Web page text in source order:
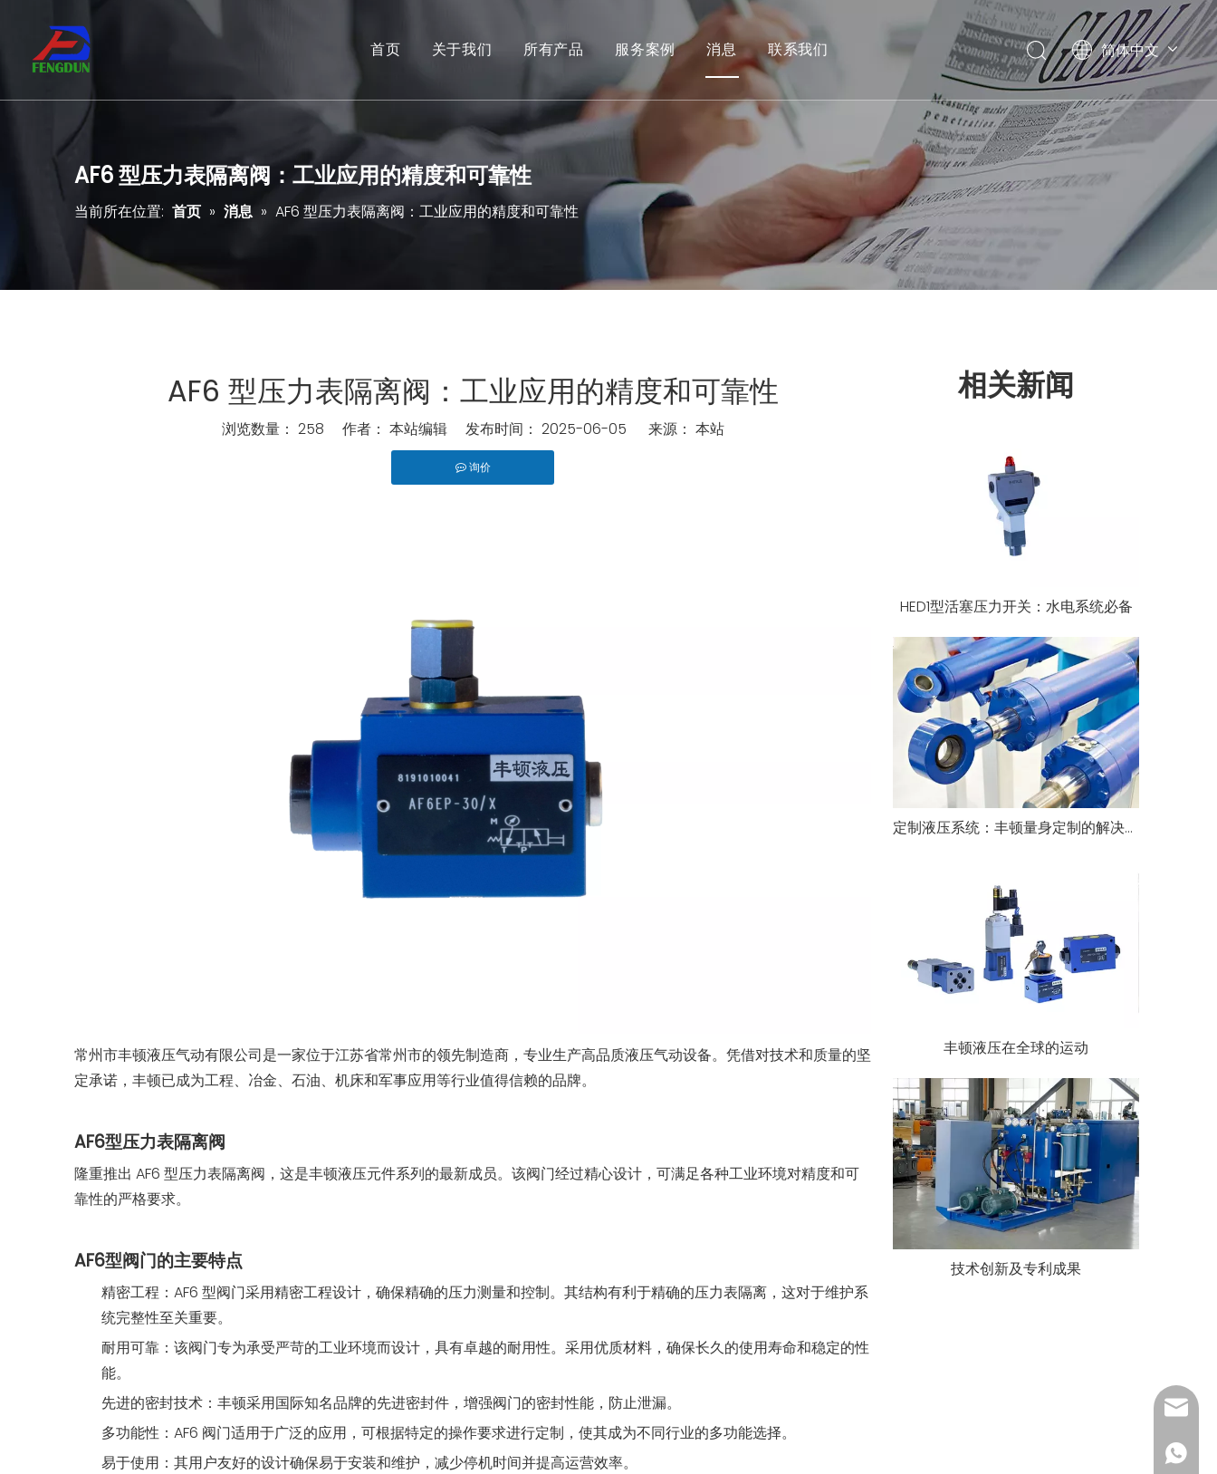
首页 关于我们 所有产品 服务案例 消息 联系我们 简体中文
Pусский
English
AF6 型压力表隔离阀：工业应用的精度和可靠性
当前所在位置: 首页 » 消息 » AF6 型压力表隔离阀：工业应用的精度和可靠性
AF6 型压力表隔离阀：工业应用的精度和可靠性
浏览数量： 258 作者： 本站编辑 发布时间： 2025-06-05 来源： 本站
询价
常州市丰顿液压气动有限公司是一家位于江苏省常州市的领先制造商，专业生产高品质液压气动设备。凭借对技术和质量的坚
定承诺，丰顿已成为工程、冶金、石油、机床和军事应用等行业值得信赖的品牌。
AF6型压力表隔离阀
隆重推出 AF6 型压力表隔离阀，这是丰顿液压元件系列的最新成员。该阀门经过精心设计，可满足各种工业环境对精度和可
靠性的严格要求。
AF6型阀门的主要特点
精密工程：AF6 型阀门采用精密工程设计，确保精确的压力测量和控制。其结构有利于精确的压力表隔离，这对于维护系
统完整性至关重要。
耐用可靠：该阀门专为承受严苛的工业环境而设计，具有卓越的耐用性。采用优质材料，确保长久的使用寿命和稳定的性
能。
先进的密封技术：丰顿采用国际知名品牌的先进密封件，增强阀门的密封性能，防止泄漏。
多功能性：AF6 阀门适用于广泛的应用，可根据特定的操作要求进行定制，使其成为不同行业的多功能选择。
易于使用：其用户友好的设计确保易于安装和维护，减少停机时间并提高运营效率。
相关新闻
HED1型活塞压力开关：水电系统必备
定制液压系统：丰顿量身定制的解决方案
丰顿液压在全球的运动
技术创新及专利成果
+86-